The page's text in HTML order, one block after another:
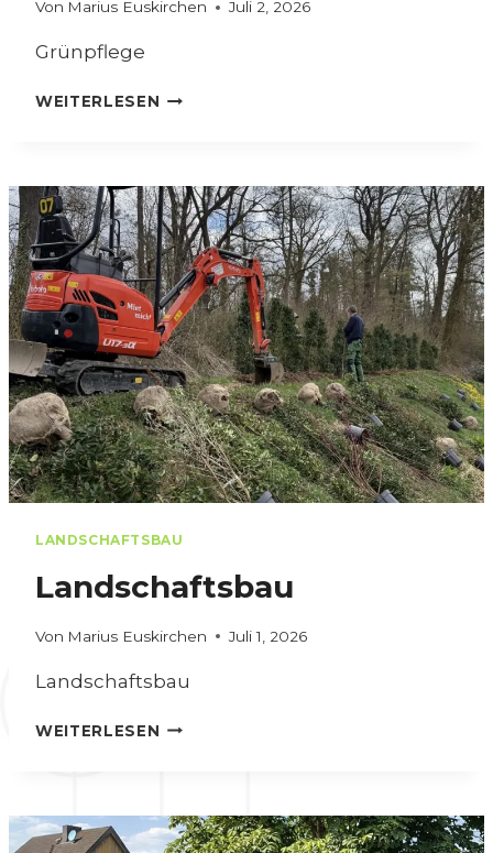
Von Marius Euskirchen Juli 2, 2026
Grünpflege
WEITERLESEN
P
F
L
E
G
E
LANDSCHAFTSBAU
Landschaftsbau
Von Marius Euskirchen Juli 1, 2026
Landschaftsbau
WEITERLESEN L
S
C